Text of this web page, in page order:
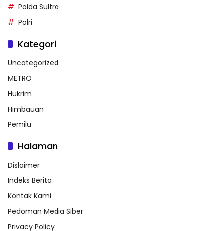
Polda Sultra
Polri
Kategori
Uncategorized
METRO
Hukrim
Himbauan
Pemilu
Halaman
Dislaimer
Indeks Berita
Kontak Kami
Pedoman Media Siber
Privacy Policy